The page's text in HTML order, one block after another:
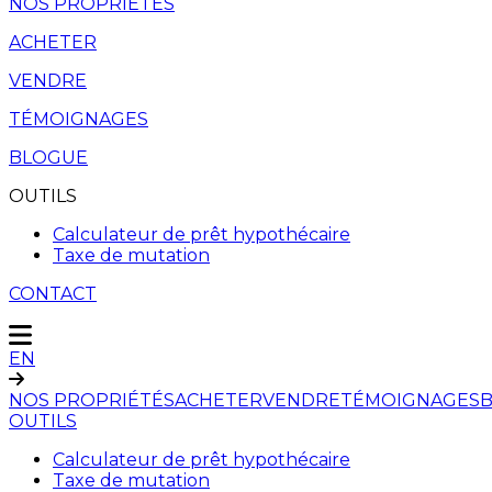
ACHETER
VENDRE
TÉMOIGNAGES
BLOGUE
OUTILS
Calculateur de prêt hypothécaire
Taxe de mutation
CONTACT
EN
NOS PROPRIÉTÉSACHETERVENDRETÉMOIGNAGES
OUTILS
Calculateur de prêt hypothécaire
Taxe de mutation